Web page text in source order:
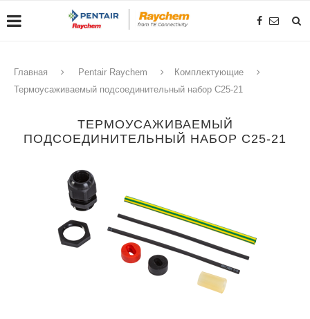
Главная Pentair Raychem
Комплектующие
Термоусаживаемый подсоединительный набор C25-21
ТЕРМОУСАЖИВАЕМЫЙ
ПОДСОЕДИНИТЕЛЬНЫЙ НАБОР C25-21